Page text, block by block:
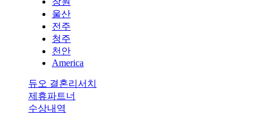
울산
전주
청주
천안
America
듀오 결혼리서치
제휴파트너
수상내역